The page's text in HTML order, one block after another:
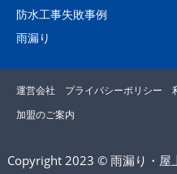
防水工事失敗事例
雨漏り
運営会社 プライバシーポリシー
加盟のご案内
Copyright 2023 © 雨漏り・屋